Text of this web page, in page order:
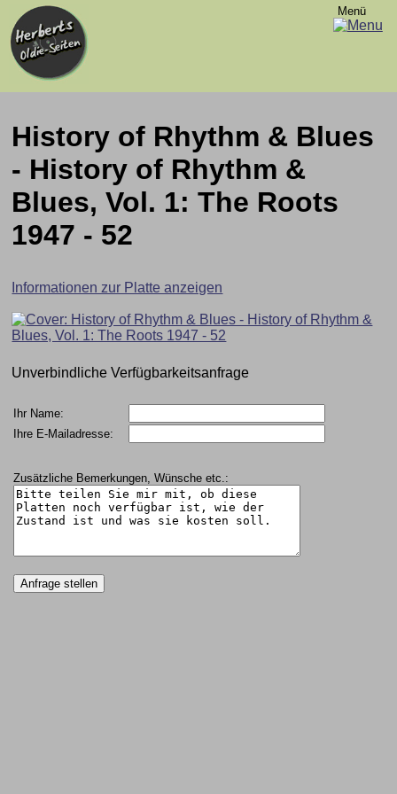
Menü
History of Rhythm & Blues
- History of Rhythm &
Blues, Vol. 1: The Roots
1947 - 52
Informationen zur Platte anzeigen
Unverbindliche Verfügbarkeitsanfrage
Ihr Name:
Ihre E-Mailadresse:
Zusätzliche Bemerkungen, Wünsche etc.: